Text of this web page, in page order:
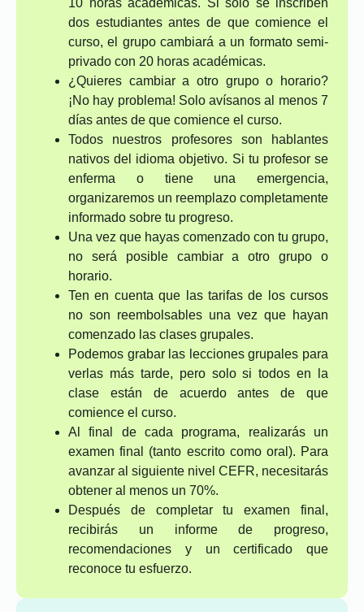
10 horas académicas. Si solo se inscriben
dos estudiantes antes de que comience el
curso, el grupo cambiará a un formato semi-
privado con 20 horas académicas.
¿Quieres cambiar a otro grupo o horario?
¡No hay problema! Solo avísanos al menos 7
días antes de que comience el curso.
Todos nuestros profesores son hablantes
nativos del idioma objetivo. Si tu profesor se
enferma o tiene una emergencia,
organizaremos un reemplazo completamente
informado sobre tu progreso.
Una vez que hayas comenzado con tu grupo,
no será posible cambiar a otro grupo o
horario.
Ten en cuenta que las tarifas de los cursos
no son reembolsables una vez que hayan
comenzado las clases grupales.
Podemos grabar las lecciones grupales para
verlas más tarde, pero solo si todos en la
clase están de acuerdo antes de que
comience el curso.
Al final de cada programa, realizarás un
examen final (tanto escrito como oral). Para
avanzar al siguiente nivel CEFR, necesitarás
obtener al menos un 70%.
Después de completar tu examen final,
recibirás un informe de progreso,
recomendaciones y un certificado que
reconoce tu esfuerzo.